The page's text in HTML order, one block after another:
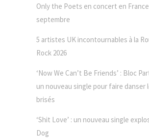
Only the Poets en concert en
septembre
5 artistes UK incontournables à la
Rock 2026
‘Now We Can’t Be Friends’ : Bloc
un nouveau single pour faire
brisés
‘Shit Love’ : un nouveau single
Dog